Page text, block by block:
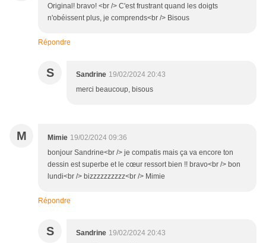
Original! bravo! <br /> C'est frustrant quand les doigts
n'obéissent plus, je comprends<br /> Bisous
Répondre
S Sandrine 19/02/2024 20:43
merci beaucoup, bisous
M Mimie 19/02/2024 09:36
bonjour Sandrine<br /> je compatis mais ça va encore ton
dessin est superbe et le cœur ressort bien !! bravo<br /> bon
lundi<br /> bizzzzzzzzzz<br /> Mimie
Répondre
S Sandrine 19/02/2024 20:43